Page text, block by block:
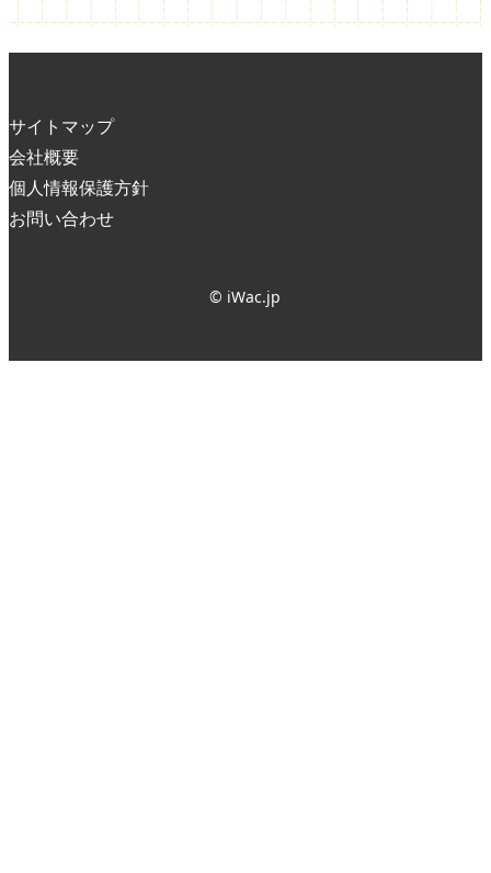
サイトマップ
会社概要
個人情報保護方針
お問い合わせ
© iWac.jp